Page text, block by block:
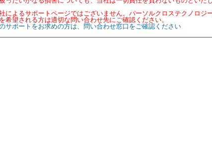
によるサポートページではございません。パーソルクロステクノロジ
希望される方は適切な問い合わせ先にご確認ください。
サポートをお求めの方は、問い合わせ窓口をご確認ください